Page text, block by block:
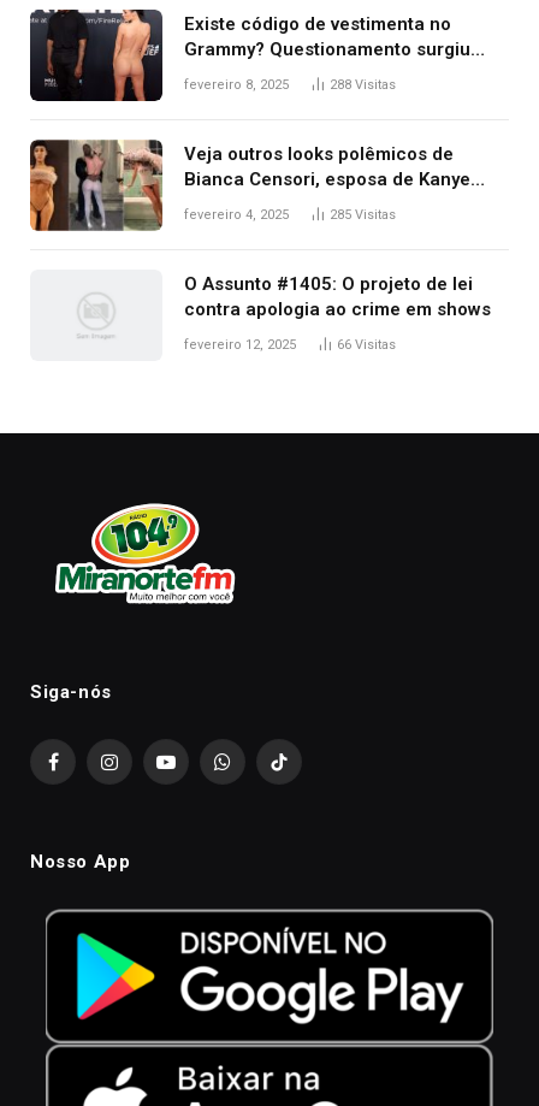
Existe código de vestimenta no
Grammy? Questionamento surgiu
após Bianca Censori, mulher de
fevereiro 8, 2025 288 Visitas
Veja outros looks polêmicos de
Bianca Censori, esposa de Kanye
West que apareceu nua no Grammy
fevereiro 4, 2025 285 Visitas
O Assunto #1405: O projeto de lei
contra apologia ao crime em shows
fevereiro 12, 2025 66 Visitas
Siga-nós
FacebookInstagramYouTubeWhatsAppTikTok
Nosso App